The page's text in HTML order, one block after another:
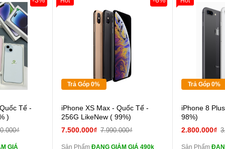
phòng và
Pin dự phòng và
các Phụ Kiện Khác
các Phụ Kiện
Khách Hàng
lực 10D full
iPhone 6S
Tế -
)
GIÁ
Trả Góp 0%
Giảm 100.000đ
Khách Hàng
Tặng
Cường lực 10D full
màn
tai nghe iPhone 6S
iPhone XS Max - Quốc Tế -
256G LikeNew ( 99%)
7.500.000₫ 7.990.000₫
Sản Phẩm ĐANG GIẢM GIÁ 490k
Trả Góp 0%
Giảm
Tặng
màn
iPhone 8
98%)
2.800.000₫
Sản Phẩm